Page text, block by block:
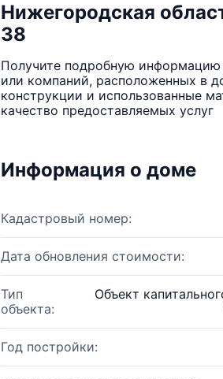
Нижегородская
38
Получите подробную информацию
или компаний, расположенных в
конструкции и использованные
качество предоставляемых услуг
Информация о доме
Кадастровый номер:
Дата обновления стоимости:
Тип
объекта:
Объект
Год постройки: